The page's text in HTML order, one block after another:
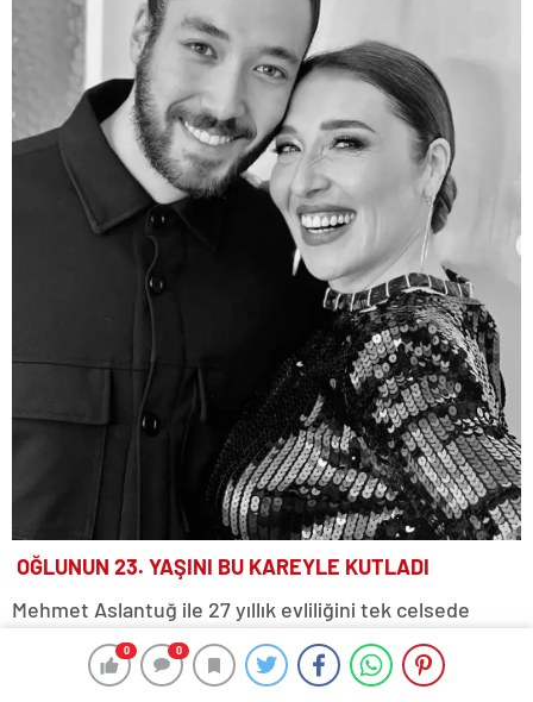
0 0
OĞLUNUN 23. YAŞINI BU KAREYLE KUTLADI
Mehmet Aslantuğ ile 27 yıllık evliliğini tek celsede
bitiren Arzum Onan, oğlu Can’ın 23. doğum gününü
Instagram sayfasında paylaştığı fotoğrafla kutladı.
0 0